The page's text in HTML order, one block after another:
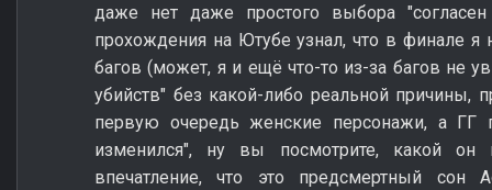
даже нет даже простого выбора
прохождения на Ютубе узнал, что в финале я
багов (может, я и ещё что-то из-за багов не
убийств" без какой-либо реальной причины,
первую очередь женские персонажи, а ГГ
изменился", ну вы посмотрите, какой он
впечатление, что это предсмертный сон